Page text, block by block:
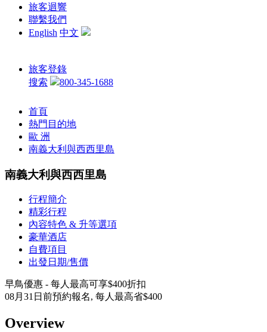
旅客迴響
聯繫我們
English 中文
旅客登錄
搜索
800-345-1688
首頁
熱門目的地
歐 洲
南義大利與西西里島
南義大利與西西里島
行程簡介
精彩行程
內容特色 & 升等選項
豪華酒店
自費項目
出發日期/售價
早鳥優惠 - 每人最高可享$400折扣
08月31日前預約報名, 每人最高省$400
Overview